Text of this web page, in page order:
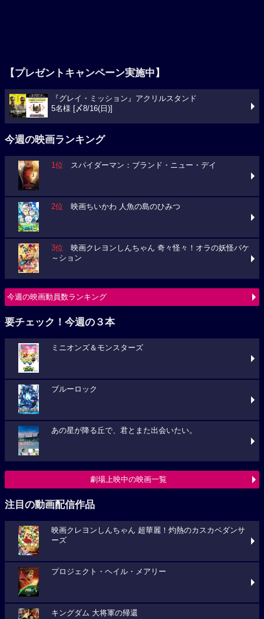
【プレゼントキャンペーン実施中】
『グレイ・ミッション』アクリルスタンド
5名様 [〆8/16(日)]
今週の映画ランキング
1位 スパイダーマン：ブランド・ニュー・デイ
2位 映画ちいかわ 人魚の島のひみつ
3位 映画クレヨンしんちゃん 奇々怪々！オラの妖怪バケ
～ション
今週の映画動員数ランキング
要チェック！今週の３本
ミニオンズ＆モンスターズ
ブルーロック
あの星が降る丘で、君とまた出会いたい。
劇場上映中の映画一覧
注目の動画配信作品
映画クレヨンしんちゃん 超華麗！灼熱のカスカベダンサ
ーズ
プロジェクト・ヘイル・メアリー
キングダム 大将軍の帰還